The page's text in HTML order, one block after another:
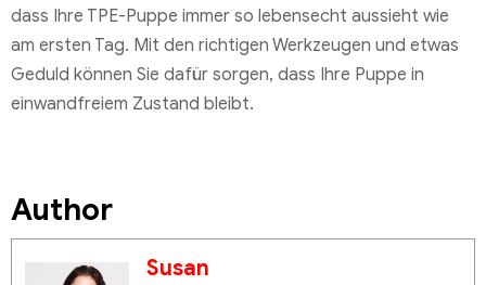
dass Ihre TPE-Puppe immer so lebensecht aussieht wie
am ersten Tag. Mit den richtigen Werkzeugen und etwas
Geduld können Sie dafür sorgen, dass Ihre Puppe in
einwandfreiem Zustand bleibt.
Author
Susan